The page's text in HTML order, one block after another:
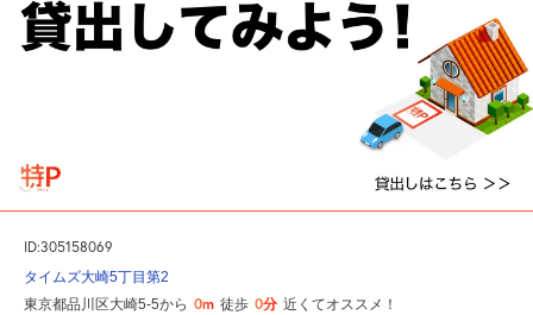
ID:305158069
タイムズ大崎5丁目第2
東京都品川区大崎5-5から 0m 徒歩 0分 近くてオススメ！